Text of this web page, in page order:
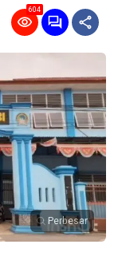
604
Perbesar